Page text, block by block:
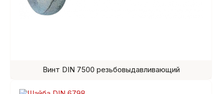
Винт DIN 7500 резьбовыдавливающий